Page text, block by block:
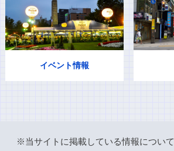
イベント情報
※当サイトに掲載している情報について